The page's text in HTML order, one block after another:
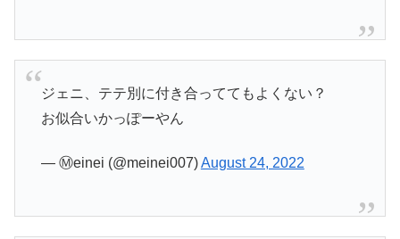
ジェニ、テテ別に付き合っててもよくない？
お似合いかっぽーやん
— Ⓜ︎einei (@meinei007)August 24, 2022